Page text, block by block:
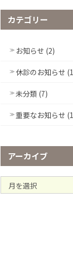
カテゴリー
お知らせ (2)
休診のお知らせ
未分類 (7)
重要なお知らせ
アーカイブ
ー